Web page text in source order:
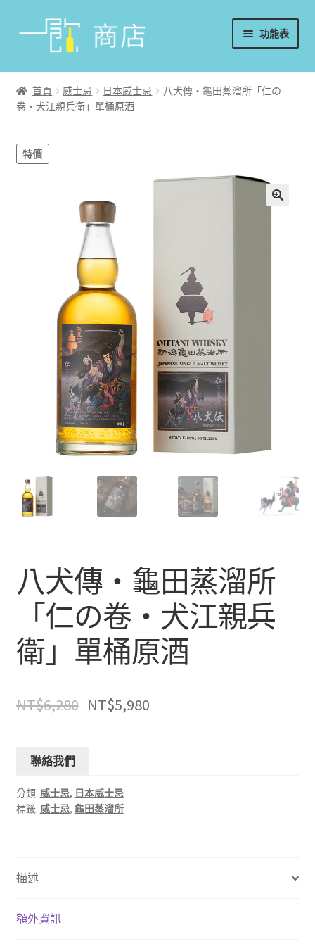
功能表
首頁
葡萄酒
香檳/氣泡酒
烈酒/利口酒/調酒
首頁 威士忌 日本威士忌
八犬傳・龜田蒸溜所「仁の
卷・犬江親兵衛」單桶原酒
特價
八犬傳・龜田蒸溜所
「仁の卷・犬江親兵
衛」單桶原酒
NT$6,280 NT$5,980
聯絡我們
分類: 威士忌, 日本威士忌
標籤: 威士忌, 龜田蒸溜所
描述
額外資訊